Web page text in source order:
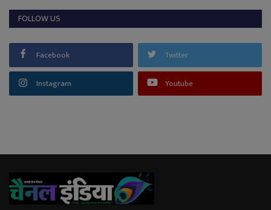
FOLLOW US
Facebook Twitter
Instagram Youtube